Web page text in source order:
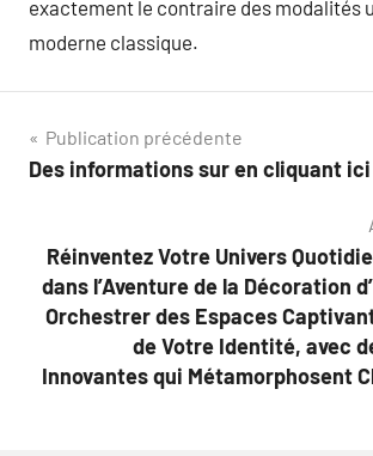
exactement le contraire des modalités
moderne classique.
Navigation
de
Publication précédente
Des informations sur en cliquant ici
Réinventez Votre Univers
dans l’Aventure de la Décoration
Orchestrer des Espaces
de Votre Identité, avec
Innovantes qui Métamorphosent